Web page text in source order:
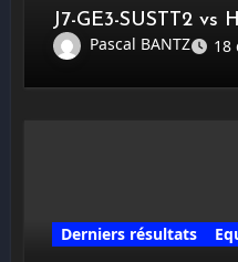
J7-GE3-SUSTT2 vs
Pascal BANTZ
18
Derniers résultats